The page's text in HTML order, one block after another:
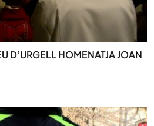
D’URGELL HOMENATJA JOAN